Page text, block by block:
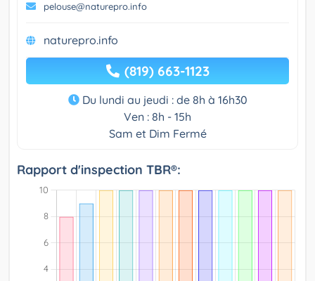
pelouse@naturepro.info
naturepro.info
(819) 663-1123
Du lundi au jeudi : de 8h à 16h30
Ven : 8h - 15h
Sam et Dim Fermé
Rapport d'inspection TBR®: